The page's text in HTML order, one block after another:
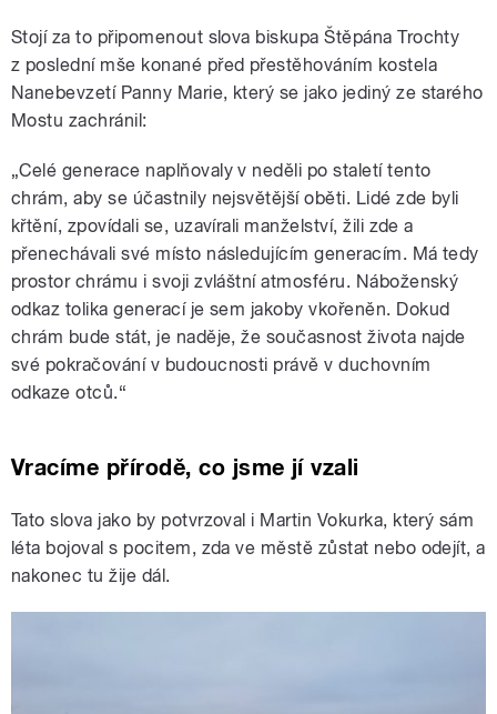
Stojí za to připomenout slova biskupa Štěpána Trochty
z poslední mše konané před přestěhováním kostela
Nanebevzetí Panny Marie, který se jako jediný ze starého
Mostu zachránil:
„Celé generace naplňovaly v neděli po staletí tento
chrám, aby se účastnily nejsvětější oběti. Lidé zde byli
křtění, zpovídali se, uzavírali manželství, žili zde a
přenechávali své místo následujícím generacím. Má tedy
prostor chrámu i svoji zvláštní atmosféru. Náboženský
odkaz tolika generací je sem jakoby vkořeněn. Dokud
chrám bude stát, je naděje, že současnost života najde
své pokračování v budoucnosti právě v duchovním
odkaze otců.“
Vracíme přírodě, co jsme jí vzali
Tato slova jako by potvrzoval i Martin Vokurka, který sám
léta bojoval s pocitem, zda ve městě zůstat nebo odejít, a
nakonec tu žije dál.